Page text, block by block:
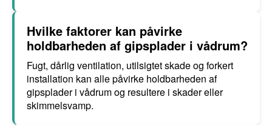
Hvilke faktorer kan påvirke
holdbarheden af gipsplader i vådrum?
Fugt, dårlig ventilation, utilsigtet skade og forkert
installation kan alle påvirke holdbarheden af
gipsplader i vådrum og resultere i skader eller
skimmelsvamp.